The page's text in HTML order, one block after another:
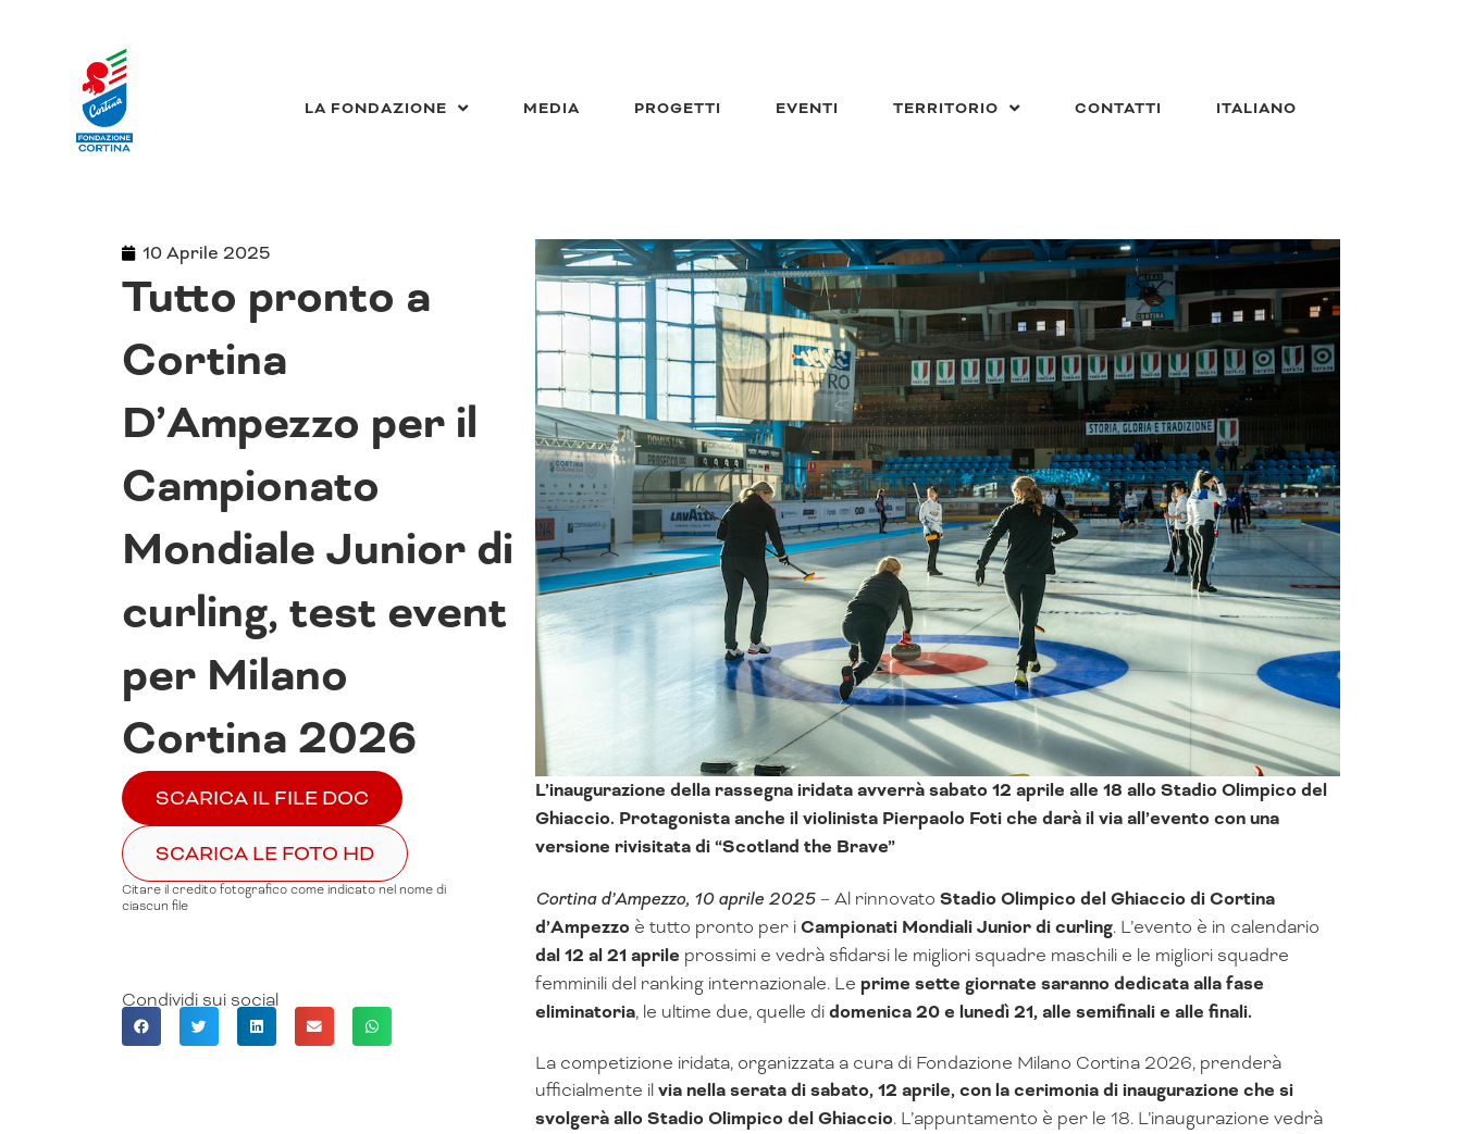
contenuto
LA FONDAZIONE MEDIA PROGETTI EVENTI TERRITORIO CONTATTI ITALIANO
10 Aprile 2025
Tutto pronto a
Cortina
D’Ampezzo per il
Campionato
Mondiale Junior di
curling, test event
per Milano
Cortina 2026
SCARICA IL FILE DOC
SCARICA LE FOTO HD
Citare il credito fotografico come indicato nel nome di
ciascun file
Condividi sui social
L’inaugurazione della rassegna iridata avverrà sabato 12 aprile alle 18 allo Stadio Olimpico del
Ghiaccio. Protagonista anche il violinista Pierpaolo Foti che darà il via all’evento con una
versione rivisitata di “Scotland the Brave”
Cortina d’Ampezzo, 10 aprile 2025 – Al rinnovato Stadio Olimpico del Ghiaccio di Cortina
d’Ampezzoè tutto pronto per iCampionati Mondiali Junior di curling. L’evento è in calendario
dal 12 al 21 aprile prossimi e vedrà sfidarsi le migliori squadre maschili e le migliori squadre
femminili del ranking internazionale. Le prime sette giornate saranno dedicata alla fase
eliminatoria, le ultime due, quelle didomenica 20 e lunedì 21, alle semifinali e alle finali.
La competizione iridata, organizzata a cura di Fondazione Milano Cortina 2026, prenderà
ufficialmente ilvia nella serata di sabato, 12 aprile, con la cerimonia di inaugurazione che si
svolgerà allo Stadio Olimpico del Ghiaccio. L’appuntamento è per le 18. L’inaugurazione vedrà